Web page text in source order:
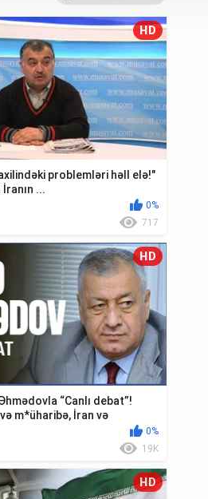
HD
problemləri həll elə!"
...
0%
717
HD
“Canlı debat”!
m*üharibə, İran və
0%
19K
HD